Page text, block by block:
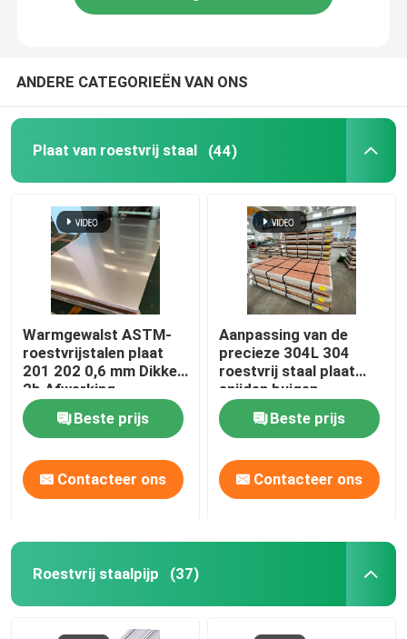
Inconellegering
Aluminiumrol
Aluminium om Staaf
aluminium om buis
aluminiumfolierol
Koper Ronde Bar
Vaste koperdraad
ANDERE CATEGORIEËN VAN ONS
Plaat van roestvrij staal (44)
Warmgewalst ASTM-
roestvrijstalen plaat
201 202 0,6 mm Dikke
2b Afwerking
roestvrijstalen plaat
Beste prijs
Contacteer ons
Aanpassing van de
precieze 304L 304
roestvrij staal plaat
snijden buigen
Beste prijs
Contacteer ons
Roestvrij staalpijp (37)